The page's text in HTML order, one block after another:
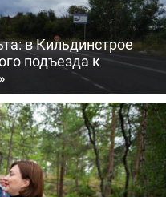
в Кильдинстрое
подъезда к